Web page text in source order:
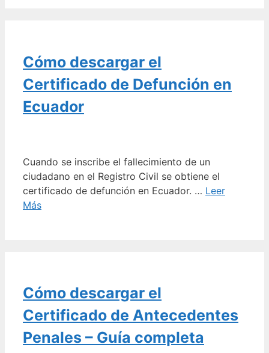
Cómo descargar el
Certificado de Defunción en
Ecuador
Cuando se inscribe el fallecimiento de un
ciudadano en el Registro Civil se obtiene el
certificado de defunción en Ecuador. … Leer
Más
Cómo descargar el
Certificado de Antecedentes
Penales – Guía completa